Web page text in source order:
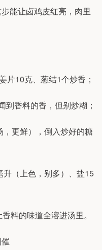
能让卤鸡皮红亮，肉里
片10克、葱结1个炒香；
香料的香，但别炒糊；
更鲜），倒入炒好的糖
（上色，别多）、盐15
料的味道全溶进汤里。